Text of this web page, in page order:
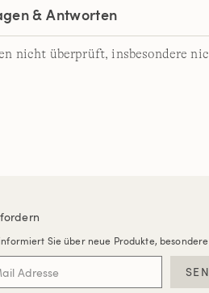
& Antworten
nicht überprüft, insbesondere
Sie über neue Produkte,